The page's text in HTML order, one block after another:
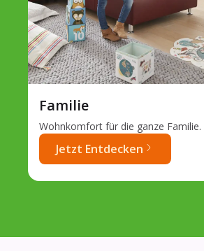
Familie
Wohnkomfort für die ganze Familie.
Jetzt Entdecken